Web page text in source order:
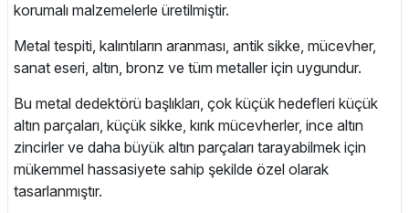
korumalı malzemelerle üretilmiştir.
Metal tespiti, kalıntıların aranması, antik sikke, mücevher,
sanat eseri, altın, bronz ve tüm metaller için uygundur.
Bu metal dedektörü başlıkları, çok küçük hedefleri küçük
altın parçaları, küçük sikke, kırık mücevherler, ince altın
zincirler ve daha büyük altın parçaları tarayabilmek için
mükemmel hassasiyete sahip şekilde özel olarak
tasarlanmıştır.